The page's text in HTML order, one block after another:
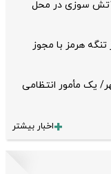
آتش سوزی در محل
هرمز با مجوز
یک مأمور انتظامی
اخبار بیشتر